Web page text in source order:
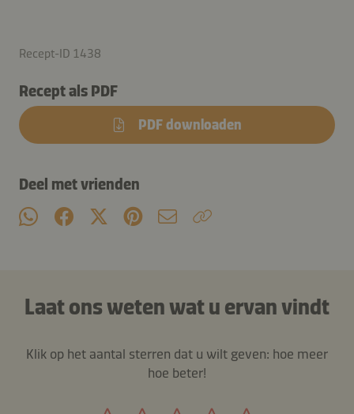
Recept-ID 1438
Recept als PDF
PDF downloaden
Deel met vrienden
Laat ons weten wat u ervan vindt
Klik op het aantal sterren dat u wilt geven: hoe meer
hoe beter!